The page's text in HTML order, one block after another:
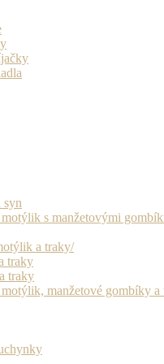
syn
s manžetovými
a traky/
traky
traky
manžetové gombíky a